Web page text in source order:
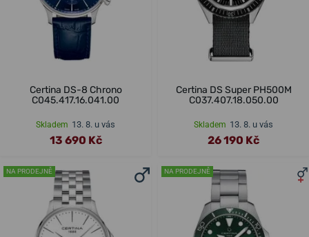
Certina DS-8 Chrono
C045.417.16.041.00
Skladem 13. 8. u vás
13 690 Kč
Certina DS Super PH500M
C037.407.18.050.00
Skladem 13. 8. u vás
26 190 Kč
NA PRODEJNĚ NA PRODEJNĚ